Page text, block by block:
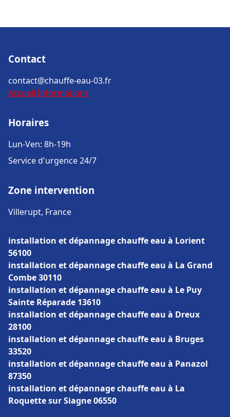
Contact
contact@chauffe-eau-03.fr
Accueil Informations
Horaires
Lun-Ven: 8h-19h
Service d'urgence 24/7
Zone intervention
Villerupt, France
installation et dépannage chauffe eau à Lorient
56100
installation et dépannage chauffe eau à La Grand
Combe 30110
installation et dépannage chauffe eau à Le Puy
Sainte Réparade 13610
installation et dépannage chauffe eau à Dreux
28100
installation et dépannage chauffe eau à Bruges
33520
installation et dépannage chauffe eau à Panazol
87350
installation et dépannage chauffe eau à La
Roquette sur Siagne 06550